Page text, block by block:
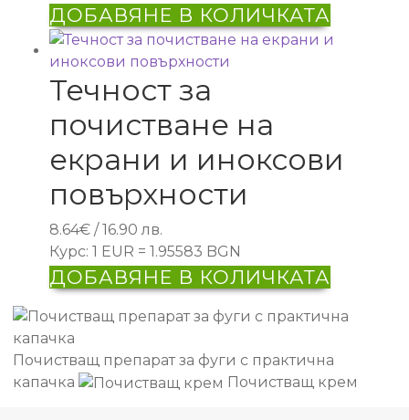
ДОБАВЯНЕ В КОЛИЧКАТА
Течност за
почистване на
екрани и иноксови
повърхности
8.64€ / 16.90 лв.
Курс: 1 EUR = 1.95583 BGN
ДОБАВЯНЕ В КОЛИЧКАТА
Почистващ препарат за фуги с практична
капачка
Почистващ крем